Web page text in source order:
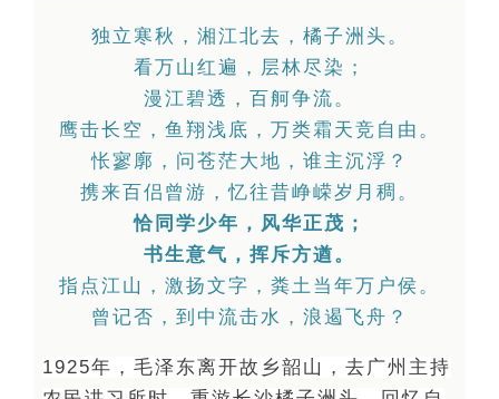
独立寒秋，湘江北去，橘子洲头。
看万山红遍，层林尽染；
漫江碧透，百舸争流。
鹰击长空，鱼翔浅底，万类霜天竞自由。
怅寥廓，问苍茫大地，谁主沉浮？
携来百侣曾游，忆往昔峥嵘岁月稠。
恰同学少年，风华正茂；
书生意气，挥斥方遒。
指点江山，激扬文字，粪土当年万户侯。
曾记否，到中流击水，浪遏飞舟？
1925年，毛泽东离开故乡韶山，去广州主持